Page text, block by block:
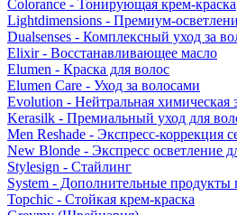
Colorance - Тонирующая крем-краска
Lightdimensions - Премиум-
Dualsenses - Комплексный уход за
Elixir - Восстанавливающее масло
Elumen - Краска для волос
Elumen Care - Уход за волосами
Evolution - Нейтральная химическая
Kerasilk - Премиальный уход для
Men Reshade - Экспресс-коррекция
New Blonde - Экспресс осветление
Stylesign - Стайлинг
System - Дополнительные
Topchic - Стойкая крем-краска